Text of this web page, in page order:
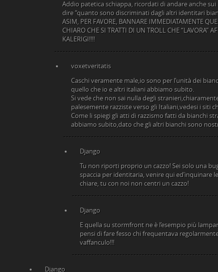
Addio patetica schiappa, ricordati di andare anche
dire “quanto sono discriminati dagli altri identitari
ASIM, PER FAVORE, BANNARE IMMEDIATAMENTE
CHIARO CHE SI TRATTI DI UN TROLL CHE “LAVORA”
KALERIGI!!!!
voxetveritatis
Caschi veramente male,io sono per l’unità dei
quello che io e altri italiani abbiamo subito.
Si vede che non sai nulla degli
palesemente razziste verso gli Italiani,vedesi i siti
Come li spiegi gli atti di razzismo fatti da bianchi
abbiamo subito,dato che gli altri bianchi sono
Django
Tu non riporti proprio un cazzo! Sei solo una
spaccia per identitaria, venire qui ed’inquinare
chiare, tu con noi non centri un cazzo!
Django
E quella su stormfront ne è l’esempio più
pensi di fare fesso chi frequentava
vaffanculo!!!
Django